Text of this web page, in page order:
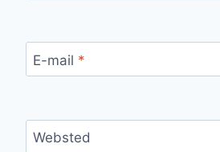
E-mail *
Websted